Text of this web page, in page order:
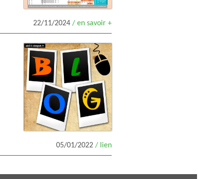
22/11/2024 / en savoir +
05/01/2022 / lien